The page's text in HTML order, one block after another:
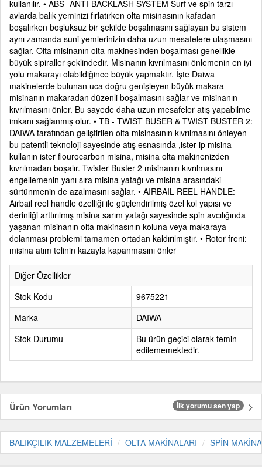
kullanılır. • ABS- ANTI-BACKLASH SYSTEM Surf ve spin tarzı
avlarda balık yeminizi fırlatırken olta misinasının kafadan
boşalırken boşluksuz bir şekilde boşalmasını sağlayan bu sistem
aynı zamanda suni yemlerinizin daha uzun mesafelere ulaşmasını
sağlar. Olta misinanın olta makinesinden boşalması genellikle
büyük sipiraller şeklindedir. Misinanın kıvrılmasını önlemenin en iyi
yolu makarayı olabildiğince büyük yapmaktır. İşte Daiwa
makinelerde bulunan uca doğru genişleyen büyük makara
misinanın makaradan düzenli boşalmasını sağlar ve misinanın
kıvrılmasını önler. Bu sayede daha uzun mesafeler atış yapabilme
imkanı sağlanmış olur. • TB - TWIST BUSER & TWIST BUSTER 2:
DAIWA tarafından geliştirilen olta misinasının kıvrılmasını önleyen
bu patentli teknoloji sayesinde atış esnasında ,ister ip misina
kullanın ister flourocarbon misina, misina olta makinenizden
kıvrılmadan boşalır. Twister Buster 2 misinanın kıvrılmasını
engellemenin yanı sıra misina yatağı ve misina arasındaki
sürtünmenin de azalmasını sağlar. • AIRBAIL REEL HANDLE:
Airbail reel handle özelliği ile güçlendirilmiş özel kol yapısı ve
derinliği arttırılmış misina sarım yatağı sayesinde spin avcılığında
yaşanan misinanın olta makinasının koluna veya makaraya
dolanması problemi tamamen ortadan kaldırılmıştır. • Rotor freni:
misina atım telinin kazayla kapanmasını önler
Diğer Özellikler
Stok Kodu
9675221
Marka
DAIWA
Stok Durumu
Bu ürün geçici olarak temin
edilememektedir.
Ürün Yorumları İlk yorumu sen yap
BALIKÇILIK MALZEMELERİ OLTA MAKİNALARI SPİN